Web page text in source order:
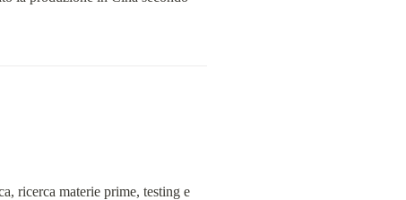
ricerca materie prime, testing e